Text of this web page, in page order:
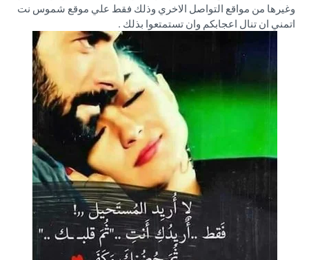
وغيرها من مواقع التواصل الاخري وذلك فقط علي موقع شموس نت
اتمني ان تنال اعجابكم وان تستمتعوا بذلك .